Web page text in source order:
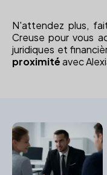
N'attendez plus,
Creuse pour vous
juridiques et
proximitéavec